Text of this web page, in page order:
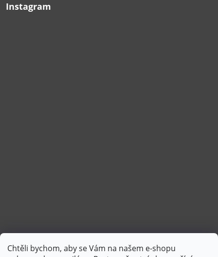
Chtěli bychom, aby se Vám na našem e-shopu
Instagram